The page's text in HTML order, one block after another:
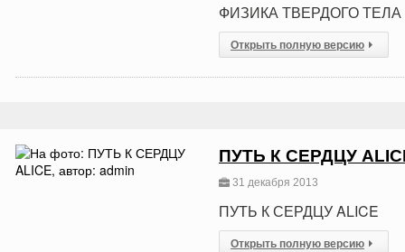
ФИЗИКА ТВЕРДОГО
Открыть полную версию
ПУТЬ К СЕРДЦУ
31 декабря 2013
ПУТЬ К СЕРДЦУ ALICE
Открыть полную версию